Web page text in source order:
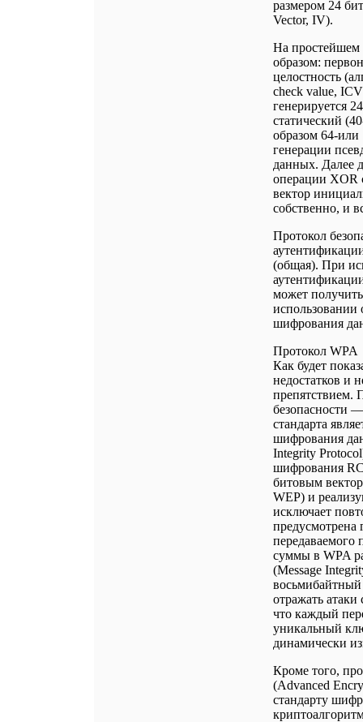
размером 24
Vector, IV).
На простейшем
образом:
целостность
check value,
генерируется
статический
образом 64-
генерации
данных. Далее
операции XOR
вектор
собственно, и
Протокол
(общая). При
может
использовании
шифрования
Протокол WPA
Как будет
недостатков и
препятствием.
безопасности
стандарта
шифрования
Integrity
шифрования
битовым
WEP) и
исключает
предусмотрена
передаваемого
суммы в WPA
(Message
восьмибайтный
отражать
что каждый
уникальный
динамически
Кроме того,
(Advanced
стандарту